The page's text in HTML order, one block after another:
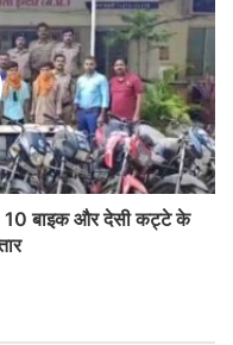
10 बाइक और देसी कट्टे के